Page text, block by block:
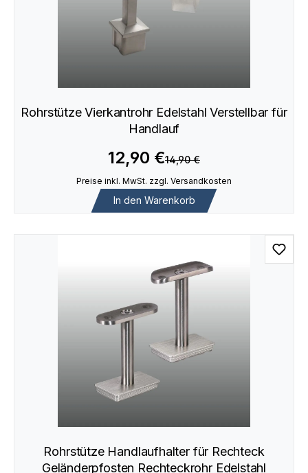
Rohrstütze Vierkantrohr Edelstahl Verstellbar für
Handlauf
12,90 €14,90 €
Preise inkl. MwSt. zzgl. Versandkosten
In den Warenkorb
Rohrstütze Handlaufhalter für Rechteck
Geländerpfosten Rechteckrohr Edelstahl